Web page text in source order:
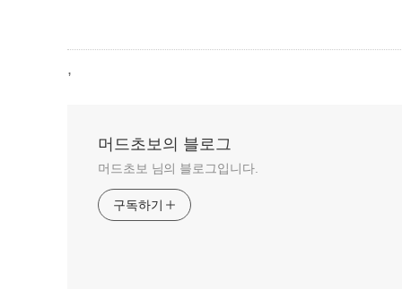
,
머드초보의 블로그
머드초보 님의 블로그입니다.
구독하기